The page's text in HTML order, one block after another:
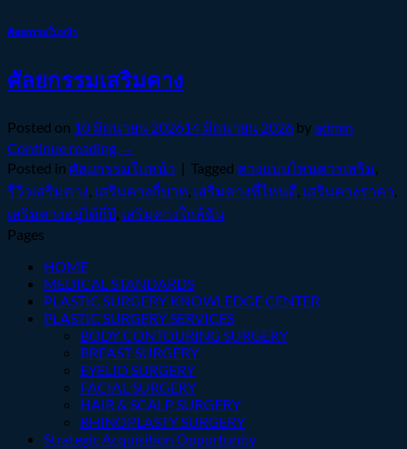
ศัลยกรรมใบหน้า
ศัลยกรรมเสริมคาง
Posted on 10 มิถุนายน 202614 มิถุนายน 2026 byadmin
Continue reading →
Posted in ศัลยกรรมใบหน้า | Tagged คางแบบไหนควรเสริม,
รีวิวเสริมคาง, เสริมคางกี่บาท, เสริมคางที่ไหนดี, เสริมคางราคา,
เสริมคางอยู่ได้กี่ปี, เสริมคางใกล้ฉัน
Pages
HOME
MEDICAL STANDARDS
PLASTIC SURGERY KNOWLEDGE CENTER
PLASTIC SURGERY SERVICES
BODY CONTOURING SURGERY
BREAST SURGERY
EYELID SURGERY
FACIAL SURGERY
HAIR & SCALP SURGERY
RHINOPLASTY SURGERY
Strategic Acquisition Opportunity